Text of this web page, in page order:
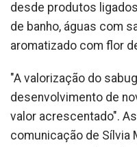
desde produtos
de banho, águas com
aromatizado com flor
"A valorização do
desenvolvimento de
valor acrescentado".
comunicação de Sílvia